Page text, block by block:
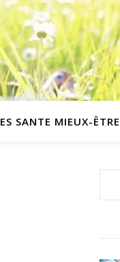
SANTE MIEUX-ÊTRE